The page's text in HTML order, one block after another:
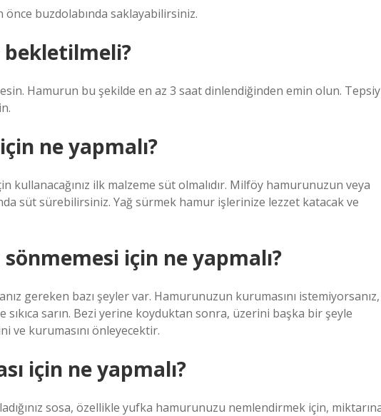
buzdolabında saklayabilirsiniz.
bekletilmeli?
Hamurun bu şekilde en az 3 saat dinlendiğinden emin olun.
ne yapmalı?
kullanacağınız ilk malzeme süt olmalıdır. Milföy hamurunuzun veya
süt sürebilirsiniz. Yağ sürmek hamur işlerinize lezzet katacak ve
için ne yapmalı?
gereken bazı şeyler var. Hamurunuzun kurumasını istemiyorsanız,
sıkıca sarın. Bezi yerine koyduktan sonra, üzerini başka bir şeyle
ve kurumasını önleyecektir.
için ne yapmalı?
sosa, özellikle yufka hamurunuzu nemlendirmek için,